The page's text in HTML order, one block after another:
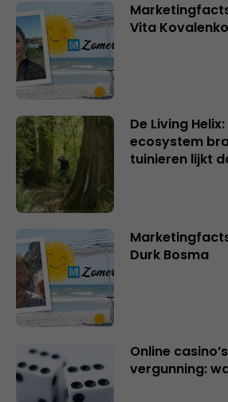
Vita Kovalenko
De Living
ecosystem
tuinieren lijkt
Durk Bosma
Online
vergunning: